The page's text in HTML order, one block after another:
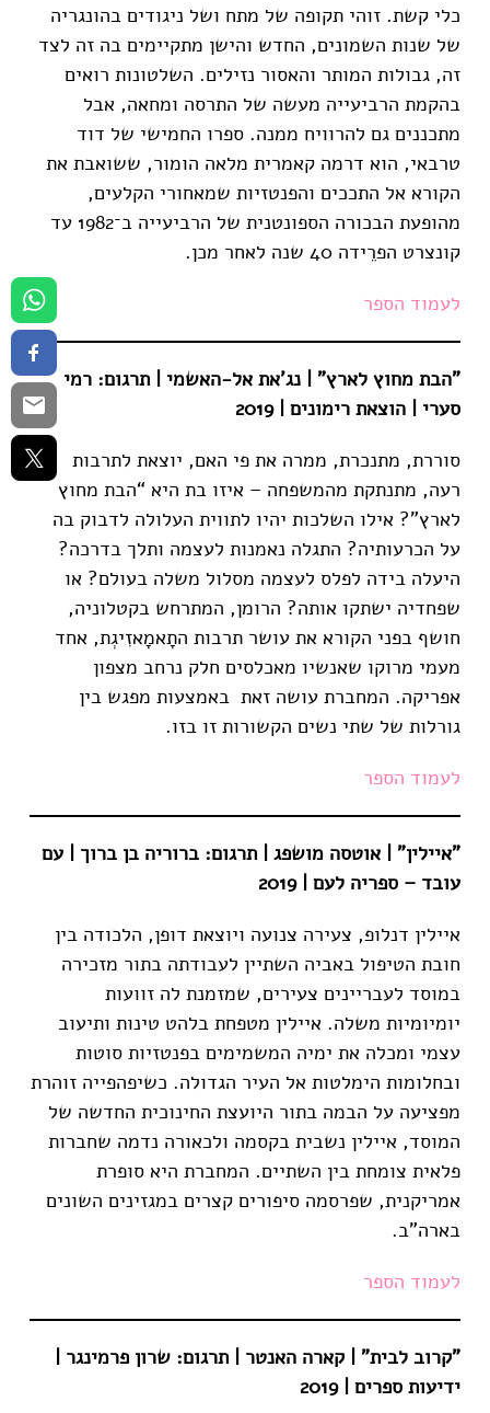
כלי קשת. זוהי תקופה של מתח ושל ניגודים בהונגריה
של שנות השמונים, החדש והישן מתקיימים בה זה לצד
זה, גבולות המותר והאסור נזילים. השלטונות רואים
בהקמת הרביעייה מעשה של התרסה ומחאה, אבל
מתכננים גם להרוויח ממנה. ספרו החמישי של דוד
טרבאי, הוא דרמה קאמרית מלאה הומור, ששואבת את
הקורא אל התככים והפנטזיות שמאחורי הקלעים,
מהופעת הבכורה הספונטנית של הרביעייה ב־1982 עד
קונצרט הפרֵידה 40 שנה לאחר מכן.
לעמוד הספר
"הבת מחוץ לארץ" | נג'את אל-האשמי | תרגום: רמי
סערי | הוצאת רימונים | 2019
סוררת, מתנכרת, ממרה את פי האם, יוצאת לתרבות
רעה, מתנתקת מהמשפחה – איזו בת היא “הבת מחוץ
לארץ”? אילו השלכות יהיו לתווית העלולה לדבוק בה
על הכרעותיה? התגלה נאמנות לעצמה ותלך בדרכה?
היעלה בידה לפלס לעצמה מסלול משלה בעולם? או
שפחדיה ישתקו אותה? הרומן, המתרחש בקטלוניה,
חושף בפני הקורא את עושר תרבות התָאמָאזִיגְת, אחד
מעמי מרוקו שאנשיו מאכלסים חלק נרחב מצפון
אפריקה. המחברת עושה זאת באמצעות מפגש בין
גורלות של שתי נשים הקשורות זו בזו.
לעמוד הספר
"איילין" | אוטסה מושפג | תרגום: ברוריה בן ברוך | עם
עובד – ספריה לעם | 2019
איילין דנלופ, צעירה צנועה ויוצאת דופן, הלכודה בין
חובת הטיפול באביה השתיין לעבודתה בתור מזכירה
במוסד לעבריינים צעירים, שמזמנת לה זוועות
יומיומיות משלה. איילין מטפחת בלהט טינות ותיעוב
עצמי ומכלה את ימיה המשמימים בפנטזיות סוטות
ובחלומות הימלטות אל העיר הגדולה. כשיפהפייה זוהרת
מפציעה על הבמה בתור היועצת החינוכית החדשה של
המוסד, איילין נשבית בקסמה ולכאורה נדמה שחברות
פלאית צומחת בין השתיים. המחברת היא סופרת
אמריקנית, שפרסמה סיפורים קצרים במגזינים השונים
בארה"ב.
לעמוד הספר
"קרוב לבית" | קארה האנטר | תרגום: שרון פרמינגר |
ידיעות ספרים | 2019